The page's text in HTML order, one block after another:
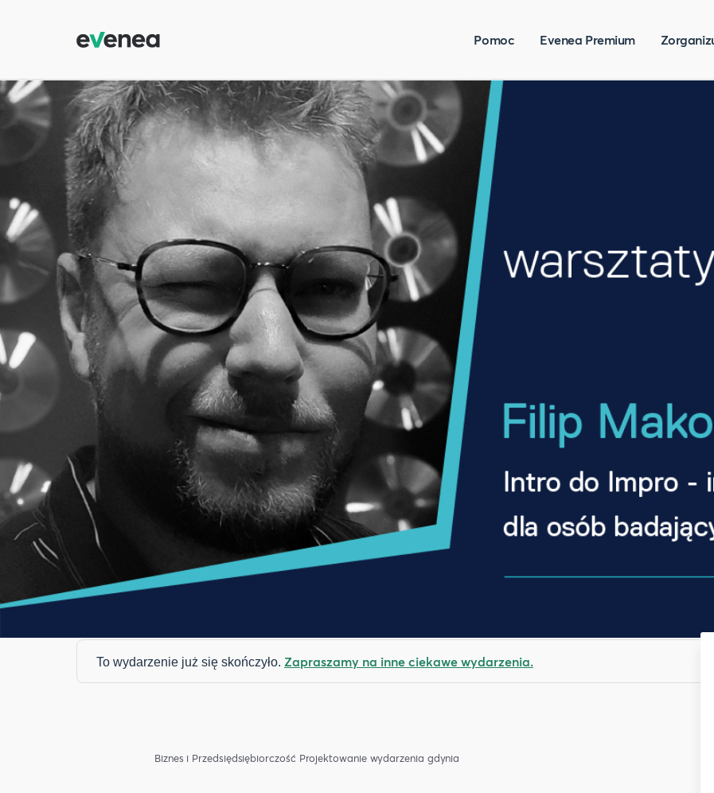
Pomoc Evenea Premium
To wydarzenie już się skończyło. Zapraszamy na inne ciekawe wydarzenia.
Biznes i Przedsiędsiębiorczość Projektowanie wydarzenia gdynia